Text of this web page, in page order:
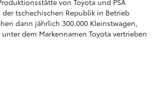
von Toyota und PSA
tschechischen Republik in Betrieb
dann jährlich 300.000 Kleinstwagen,
dem Markennamen Toyota vertrieben